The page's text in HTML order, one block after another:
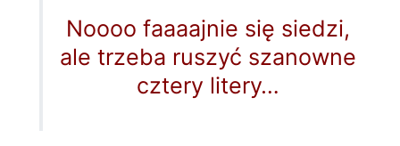
Noooo faaaajnie się siedzi,
ale trzeba ruszyć szanowne
cztery litery…